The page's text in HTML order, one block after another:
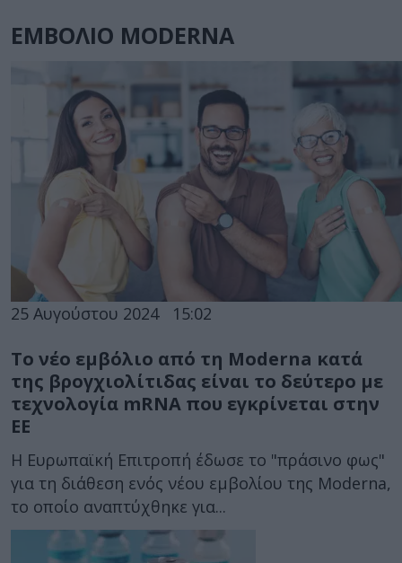
ΕΜΒΟΛΙΟ MODERNA
25 Αυγούστου 2024 15:02
Το νέο εμβόλιο από τη Moderna κατά
της βρογχιολίτιδας είναι το δεύτερο με
τεχνολογία mRNA που εγκρίνεται στην
ΕΕ
Η Ευρωπαϊκή Επιτροπή έδωσε το "πράσινο φως"
για τη διάθεση ενός νέου εμβολίου της Moderna,
το οποίο αναπτύχθηκε για...